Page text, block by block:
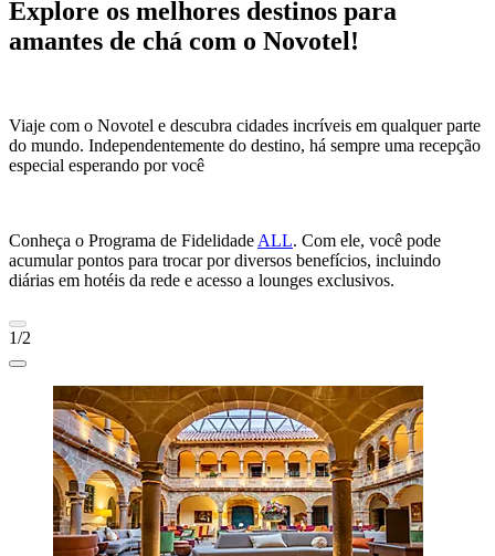
Explore os melhores destinos para
amantes de chá com o Novotel!
Viaje com o Novotel e descubra cidades incríveis em qualquer parte
do mundo. Independentemente do destino, há sempre uma recepção
especial esperando por você
Conheça o Programa de Fidelidade ALL. Com ele, você pode
acumular pontos para trocar por diversos benefícios, incluindo
diárias em hotéis da rede e acesso a lounges exclusivos.
1/2